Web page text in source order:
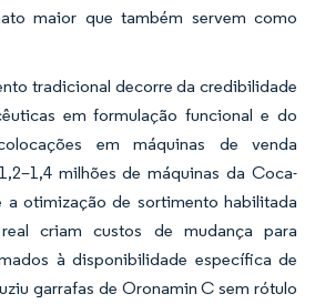
maior que também servem como
tradicional decorre da credibilidade
em formulação funcional e do
em máquinas de venda
milhões de máquinas da Coca-
a otimização de sortimento habilitada
criam custos de mudança para
à disponibilidade específica de
garrafas de Oronamin C sem rótulo